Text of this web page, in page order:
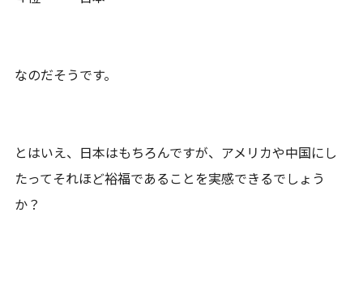
なのだそうです。
とはいえ、日本はもちろんですが、アメリカや中国にし
たってそれほど裕福であることを実感できるでしょう
か？